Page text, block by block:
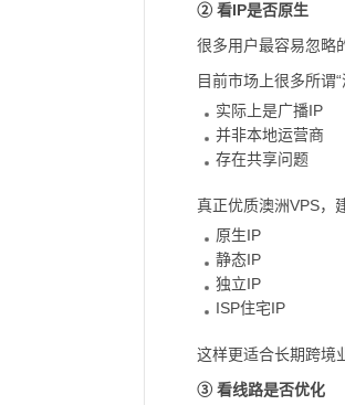
② 看IP是否原生
很多用户最容易忽略
目前市场上很多所谓“
实际上是广播IP
并非本地运营商
存在共享问题
真正优质澳洲VPS，
原生IP
静态IP
独立IP
ISP住宅IP
这样更适合长期跨境
③ 看线路是否优化